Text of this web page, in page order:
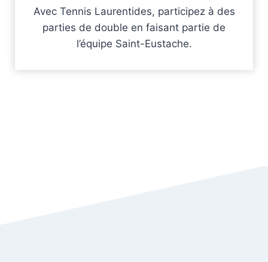
Avec Tennis Laurentides, participez à des
parties de double en faisant partie de
l’équipe Saint-Eustache.